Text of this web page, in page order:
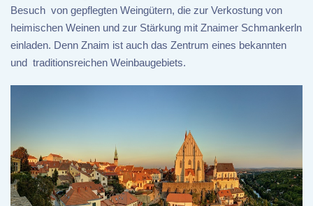
Besuch von gepflegten Weingütern, die zur Verkostung von
heimischen Weinen und zur Stärkung mit Znaimer Schmankerln
einladen. Denn Znaim ist auch das Zentrum eines bekannten
und traditionsreichen Weinbaugebiets.